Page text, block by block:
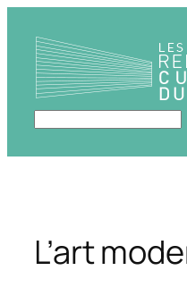
contenu
Rechercher
L’art